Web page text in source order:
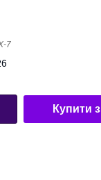
7
Купити з